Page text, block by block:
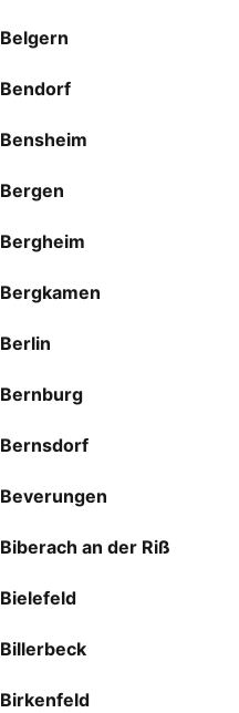
Belgern
Bendorf
Bensheim
Bergen
Bergheim
Bergkamen
Berlin
Bernburg
Bernsdorf
Beverungen
Biberach an der Riß
Bielefeld
Billerbeck
Birkenfeld